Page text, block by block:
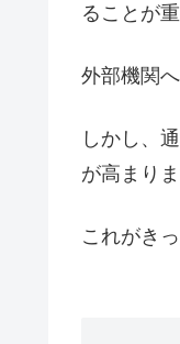
ることが重
外部機関
しかし、
が高まりま
これがき